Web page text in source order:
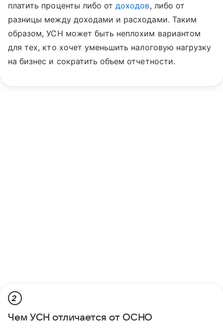
платить проценты либо отдоходов, либо от
разницы между доходами и расходами. Таким
образом, УСН может быть неплохим вариантом
для тех, кто хочет уменьшить налоговую нагрузку
на бизнес и сократить объем отчетности.
2
Чем УСН отличается от ОСНО